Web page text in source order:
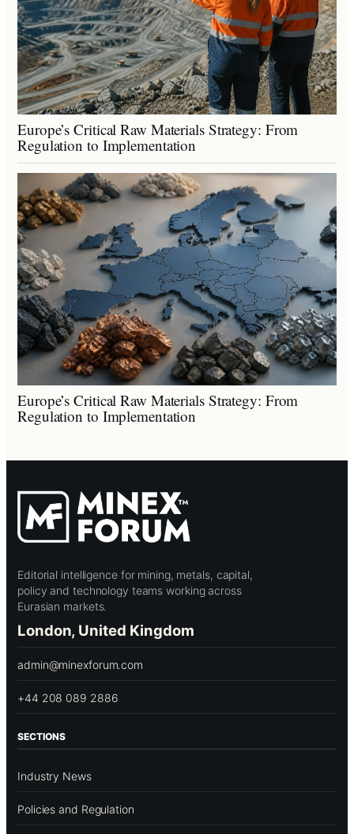
Europe’s Critical Raw Materials Strategy: From
Regulation to Implementation
Europe’s Critical Raw Materials Strategy: From
Regulation to Implementation
Editorial intelligence for mining, metals, capital,
policy and technology teams working across
Eurasian markets.
London, United Kingdom
admin@minexforum.com
+44 208 089 2886
SECTIONS
Industry News
Policies and Regulation